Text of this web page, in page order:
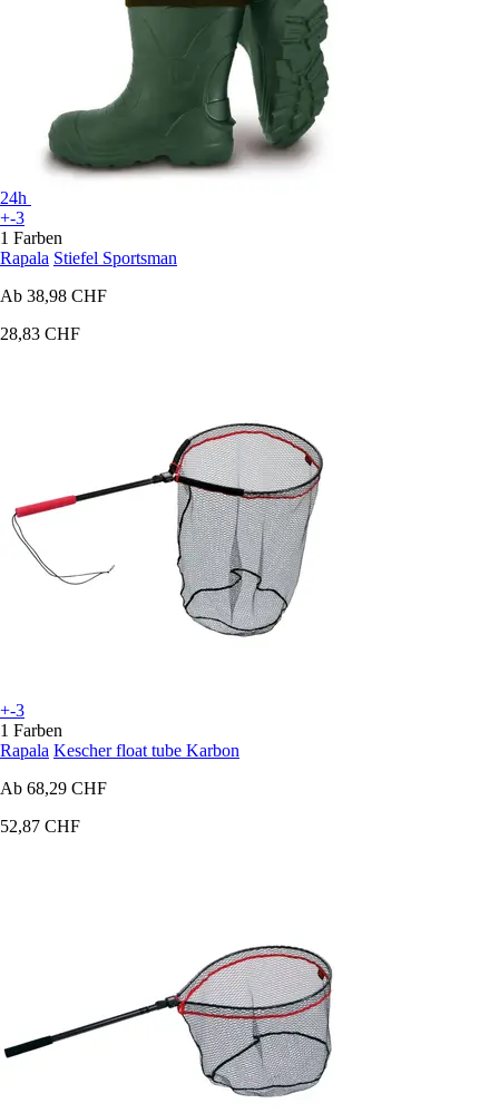
24h
+-3
1 Farben
Rapala Stiefel Sportsman
Ab 38,98 CHF
28,83 CHF
+-3
1 Farben
Rapala Kescher float tube Karbon
Ab 68,29 CHF
52,87 CHF